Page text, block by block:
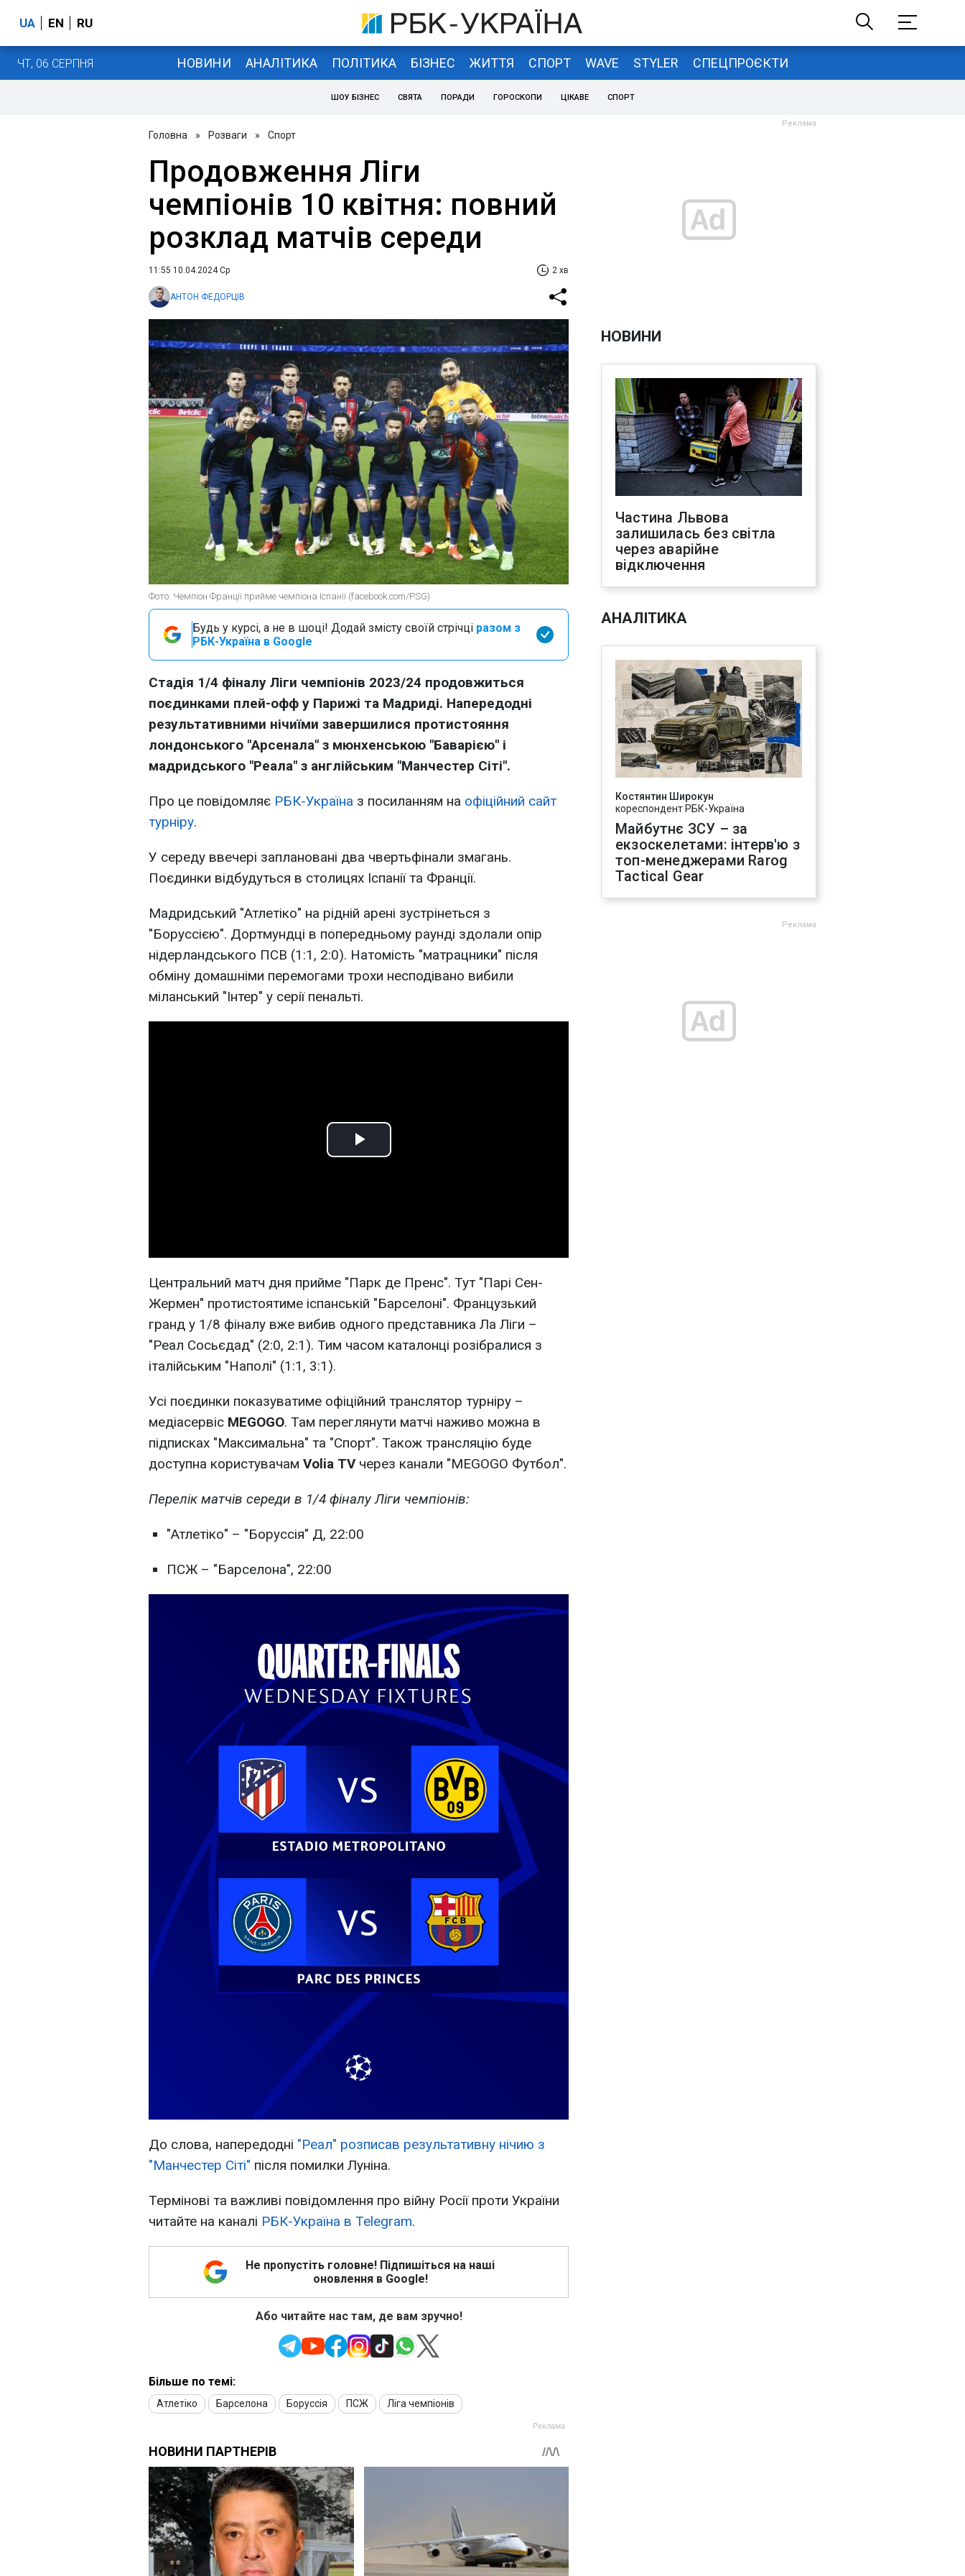
UA EN RU
ЧТ, 06 СЕРПНЯ НОВИНИ АНАЛІТИКА ПОЛІТИКА БІЗНЕС ЖИТТЯ СПОРТ WAVE STYLER СПЕЦПРОЄКТИ
ШОУ БІЗНЕС СВЯТА ПОРАДИ ГОРОСКОПИ ЦІКАВЕ СПОРТ
Головна » Розваги » Спорт
Продовження Ліги
чемпіонів 10 квітня: повний
розклад матчів середи
11:55 10.04.2024 Ср 2 хв
АНТОН ФЕДОРЦІВ
Фото: Чемпіон Франції прийме чемпіона Іспанії (facebook.com/PSG)
Будь у курсі, а не в шоці! Додай змісту своїй стрічці разом з
РБК-Україна в Google
Стадія 1/4 фіналу Ліги чемпіонів 2023/24 продовжиться
поєдинками плей-офф у Парижі та Мадриді. Напередодні
результативними нічиїми завершилися протистояння
лондонського "Арсенала" з мюнхенською "Баварією" і
мадридського "Реала" з англійським "Манчестер Сіті".
Про це повідомляє РБК-Україна з посиланням на офіційний сайт
турніру.
У середу ввечері заплановані два чвертьфінали змагань.
Поєдинки відбудуться в столицях Іспанії та Франції.
Мадридський "Атлетіко" на рідній арені зустрінеться з
"Боруссією". Дортмундці в попередньому раунді здолали опір
нідерландського ПСВ (1:1, 2:0). Натомість "матрацники" після
обміну домашніми перемогами трохи несподівано вибили
міланський "Інтер" у серії пенальті.
Play
Центральний матч дня прийме "Парк де Пренс". Тут "Парі Сен-
Жермен" протистоятиме іспанській "Барселоні". Французький
гранд у 1/8 фіналу вже вибив одного представника Ла Ліги –
"Реал Сосьєдад" (2:0, 2:1). Тим часом каталонці розібралися з
італійським "Наполі" (1:1, 3:1).
Усі поєдинки показуватиме офіційний транслятор турніру –
медіасервіс MEGOGO. Там переглянути матчі наживо можна в
підписках "Максимальна" та "Спорт". Також трансляцію буде
доступна користувачам Volia TVчерез канали "MEGOGO Футбол".
Перелік матчів середи в 1/4 фіналу Ліги чемпіонів:
"Атлетіко" – "Боруссія" Д, 22:00
ПСЖ – "Барселона", 22:00
До слова, напередодні "Реал" розписав результативну нічию з
"Манчестер Сіті" після помилки Луніна.
Термінові та важливі повідомлення про війну Росії проти України
читайте на каналі РБК-Україна в Telegram.
Не пропустіть головне! Підпишіться на наші
оновлення в Google!
Або читайте нас там, де вам зручно!
Більше по темі:
Атлетіко Барселона Боруссія ПСЖ Ліга чемпіонів
НОВИНИ
Частина Львова
залишилась без світла
через аварійне
відключення
АНАЛІТИКА
Костянтин Широкун
кореспондент РБК-Україна
Майбутнє ЗСУ – за
екзоскелетами: інтерв'ю з
топ-менеджерами Rarog
Tactical Gear